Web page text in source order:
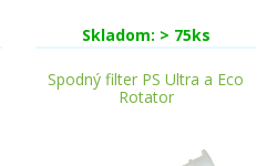
Skladom: > 75ks
Spodný filter PS Ultra a Eco
Rotator